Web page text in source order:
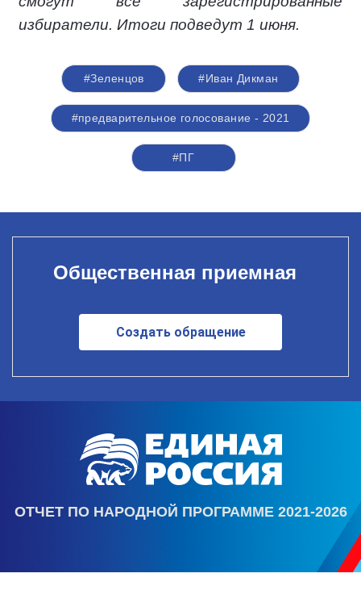
избиратели. Итоги подведут 1 июня.
#Зеленцов #Иван Дикман
#предварительное голосование - 2021
#ПГ
Общественная приемная
Создать обращение
ОТЧЕТ ПО НАРОДНОЙ ПРОГРАММЕ 2021-2026